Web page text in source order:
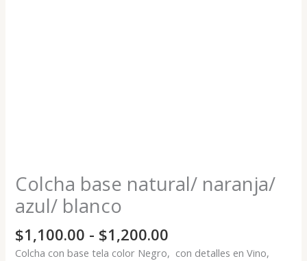
Colcha base natural/ naranja/
azul/ blanco
$1,100.00 - $1,200.00
Colcha con base tela color Negro, con detalles en Vino,